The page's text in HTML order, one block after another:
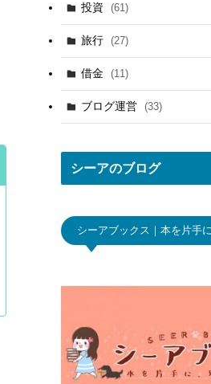
(10)
(26)
(9)
(10)
(20)
投資 (61)
旅行 (27)
借金 (11)
ブログ運営 (33)
シーアのブログ
シーアブックス｜本を片手